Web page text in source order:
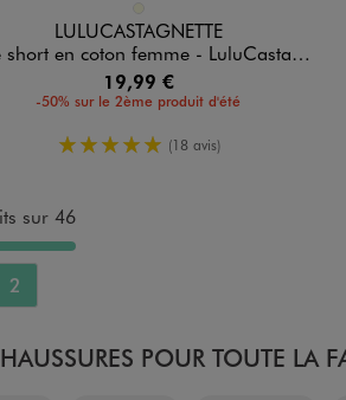
LULUCASTAGNETTE
en coton femme - LuluCastagnette x Alizée
19,99 €
-50% sur le 2ème produit d'été
5/5 de moyenne
(18 avis)
sur 46
2
POUR TOUTE LA